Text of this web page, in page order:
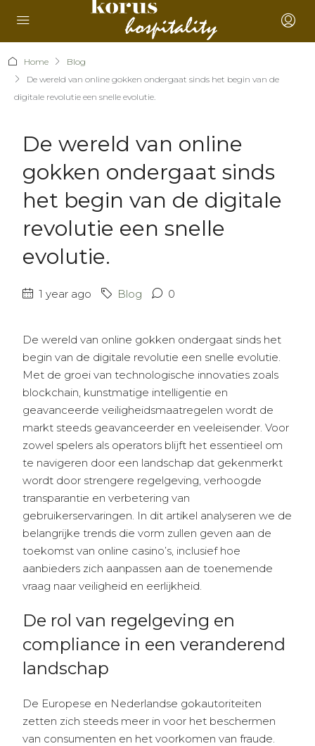
Home
Blog
De wereld van online gokken ondergaat sinds het begin van de
digitale revolutie een snelle evolutie.
De wereld van online
gokken ondergaat sinds
het begin van de digitale
revolutie een snelle
evolutie.
1 year ago Blog 0
De wereld van online gokken ondergaat sinds het
begin van de digitale revolutie een snelle evolutie.
Met de groei van technologische innovaties zoals
blockchain, kunstmatige intelligentie en
geavanceerde veiligheidsmaatregelen wordt de
markt steeds geavanceerder en veeleisender. Voor
zowel spelers als operators blijft het essentieel om
te navigeren door een landschap dat gekenmerkt
wordt door strengere regelgeving, verhoogde
transparantie en verbetering van
gebruikerservaringen. In dit artikel analyseren we de
belangrijke trends die vorm zullen geven aan de
toekomst van online casino’s, inclusief hoe
aanbieders zich aanpassen aan de toenemende
vraag naar veiligheid en eerlijkheid.
De rol van regelgeving en
compliance in een veranderend
landschap
De Europese en Nederlandse gokautoriteiten
zetten zich steeds meer in voor het beschermen
van consumenten en het voorkomen van fraude.